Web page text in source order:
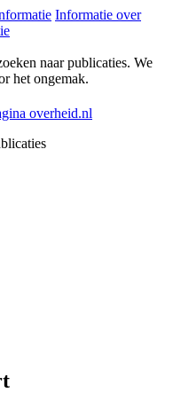
Informatie over
naar publicaties. We
het ongemak.